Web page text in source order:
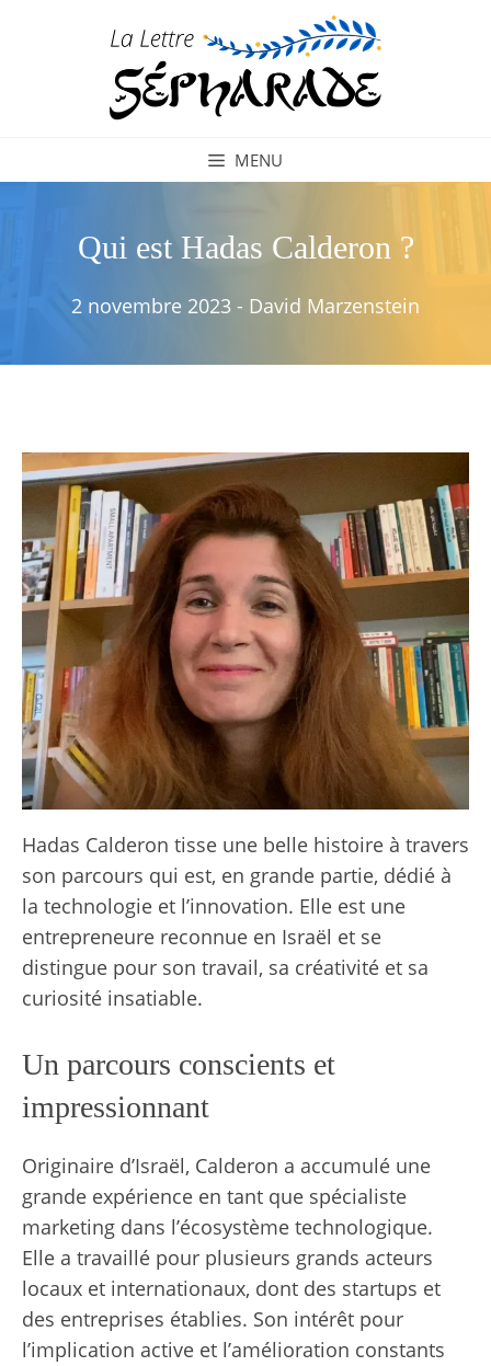
MENU
Qui est Hadas Calderon ?
2 novembre 2023 - David Marzenstein
Hadas Calderon tisse une belle histoire à travers
son parcours qui est, en grande partie, dédié à
la technologie et l’innovation. Elle est une
entrepreneure reconnue en Israël et se
distingue pour son travail, sa créativité et sa
curiosité insatiable.
Un parcours conscients et
impressionnant
Originaire d’Israël, Calderon a accumulé une
grande expérience en tant que spécialiste
marketing dans l’écosystème technologique.
Elle a travaillé pour plusieurs grands acteurs
locaux et internationaux, dont des startups et
des entreprises établies. Son intérêt pour
l’implication active et l’amélioration constants